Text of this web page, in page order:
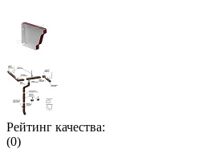
Рейтинг качества:
(0)